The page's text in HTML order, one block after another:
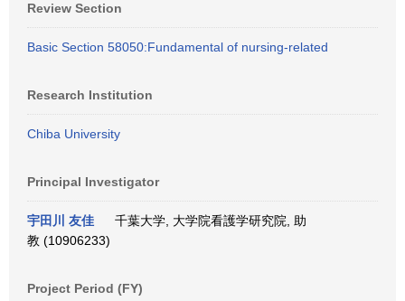
Review Section
Basic Section 58050:Fundamental of nursing-related
Research Institution
Chiba University
Principal Investigator
宇田川 友佳
千葉大学, 大学院看護学研究院, 助
教 (10906233)
Project Period (FY)